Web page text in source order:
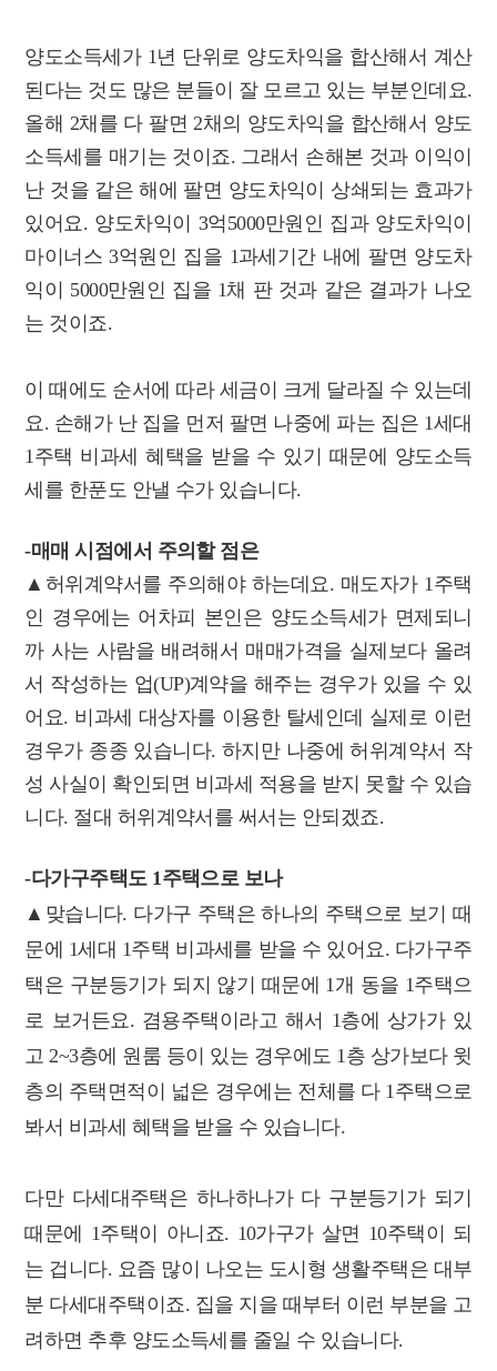
양도소득세가 1년 단위로 양도차익을 합산해서 계산
된다는 것도 많은 분들이 잘 모르고 있는 부분인데요.
올해 2채를 다 팔면 2채의 양도차익을 합산해서 양도
소득세를 매기는 것이죠. 그래서 손해본 것과 이익이
난 것을 같은 해에 팔면 양도차익이 상쇄되는 효과가
있어요. 양도차익이 3억5000만원인 집과 양도차익이
마이너스 3억원인 집을 1과세기간 내에 팔면 양도차
익이 5000만원인 집을 1채 판 것과 같은 결과가 나오
는 것이죠.
이 때에도 순서에 따라 세금이 크게 달라질 수 있는데
요. 손해가 난 집을 먼저 팔면 나중에 파는 집은 1세대
1주택 비과세 혜택을 받을 수 있기 때문에 양도소득
세를 한푼도 안낼 수가 있습니다.
-매매 시점에서 주의할 점은
▲허위계약서를 주의해야 하는데요. 매도자가 1주택
인 경우에는 어차피 본인은 양도소득세가 면제되니
까 사는 사람을 배려해서 매매가격을 실제보다 올려
서 작성하는 업(UP)계약을 해주는 경우가 있을 수 있
어요. 비과세 대상자를 이용한 탈세인데 실제로 이런
경우가 종종 있습니다. 하지만 나중에 허위계약서 작
성 사실이 확인되면 비과세 적용을 받지 못할 수 있습
니다. 절대 허위계약서를 써서는 안되겠죠.
-다가구주택도 1주택으로 보나
▲맞습니다. 다가구 주택은 하나의 주택으로 보기 때
문에 1세대 1주택 비과세를 받을 수 있어요. 다가구주
택은 구분등기가 되지 않기 때문에 1개 동을 1주택으
로 보거든요. 겸용주택이라고 해서 1층에 상가가 있
고 2~3층에 원룸 등이 있는 경우에도 1층 상가보다 윗
층의 주택면적이 넓은 경우에는 전체를 다 1주택으로
봐서 비과세 혜택을 받을 수 있습니다.
다만 다세대주택은 하나하나가 다 구분등기가 되기
때문에 1주택이 아니죠. 10가구가 살면 10주택이 되
는 겁니다. 요즘 많이 나오는 도시형 생활주택은 대부
분 다세대주택이죠. 집을 지을 때부터 이런 부분을 고
려하면 추후 양도소득세를 줄일 수 있습니다.